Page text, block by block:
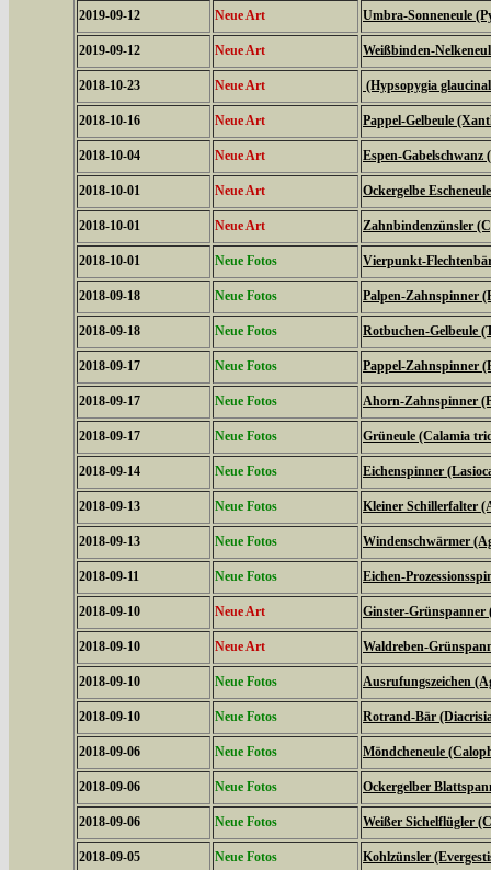
2019-09-12 Neue Art Umbra-Sonneneule
2019-09-12 Neue Art Weißbinden-
2018-10-23 Neue Art (Hypsopygia
2018-10-16 Neue Art Pappel-Gelbeule
2018-10-04 Neue Art Espen-Gabelschwanz
2018-10-01 Neue Art Ockergelbe
2018-10-01 Neue Art Zahnbindenzünsler
2018-10-01 Neue Fotos Vierpunkt-
2018-09-18 Neue Fotos Palpen-Zahnspinner
2018-09-18 Neue Fotos Rotbuchen-Gelbeule
2018-09-17 Neue Fotos Pappel-Zahnspinner
2018-09-17 Neue Fotos Ahorn-Zahnspinner
2018-09-17 Neue Fotos Grüneule (Calamia
2018-09-14 Neue Fotos Eichenspinner
2018-09-13 Neue Fotos Kleiner Schillerfalter
2018-09-13 Neue Fotos Windenschwärmer
2018-09-11 Neue Fotos Eichen-
2018-09-10 Neue Art Ginster-Grünspanner
2018-09-10 Neue Art Waldreben-
2018-09-10 Neue Fotos Ausrufungszeichen
2018-09-10 Neue Fotos Rotrand-Bär
2018-09-06 Neue Fotos Möndcheneule
2018-09-06 Neue Fotos Ockergelber
2018-09-06 Neue Fotos Weißer Sichelflügler
2018-09-05 Neue Fotos Kohlzünsler